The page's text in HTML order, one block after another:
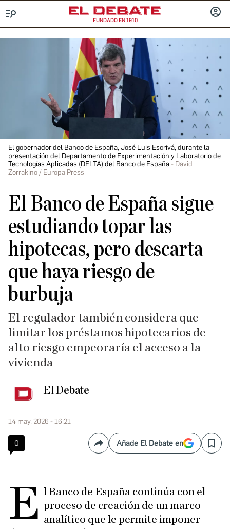
FUNDADO EN 1910
El gobernador del Banco de España, José Luis Escrivá, durante la
presentación del Departamento de Experimentación y Laboratorio de
Tecnologías Aplicadas (DELTA) del Banco de España
David
Zorrakino / Europa Press
El Banco de España sigue
estudiando topar las
hipotecas, pero descarta
que haya riesgo de
burbuja
El regulador también considera que
limitar los préstamos hipotecarios de
alto riesgo empeoraría el acceso a la
vivienda
El Debate
14 may. 2026 - 16:21
0 CompartirAñade El Debate en Save
E l Banco de España continúa con el
proceso de creación de un marco
analítico que le permite imponer